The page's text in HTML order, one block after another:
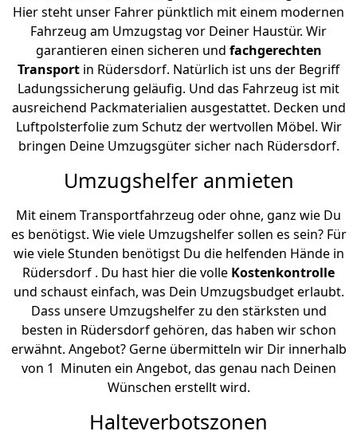
Hier steht unser Fahrer pünktlich mit einem modernen
Fahrzeug am Umzugstag vor Deiner Haustür. Wir
garantieren einen sicheren und fachgerechten
Transport in Rüdersdorf. Natürlich ist uns der Begriff
Ladungssicherung geläufig. Und das Fahrzeug ist mit
ausreichend Packmaterialien ausgestattet. Decken und
Luftpolsterfolie zum Schutz der wertvollen Möbel. Wir
bringen Deine Umzugsgüter sicher nach Rüdersdorf.
Umzugshelfer anmieten
Mit einem Transportfahrzeug oder ohne, ganz wie Du
es benötigst. Wie viele Umzugshelfer sollen es sein? Für
wie viele Stunden benötigst Du die helfenden Hände in
Rüdersdorf . Du hast hier die volle Kostenkontrolle
und schaust einfach, was Dein Umzugsbudget erlaubt.
Dass unsere Umzugshelfer zu den stärksten und
besten in Rüdersdorf gehören, das haben wir schon
erwähnt. Angebot? Gerne übermitteln wir Dir innerhalb
von 1 Minuten ein Angebot, das genau nach Deinen
Wünschen erstellt wird.
Halteverbotszonen